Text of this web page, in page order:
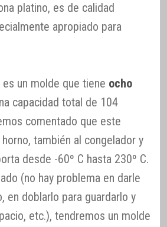
platino, es de calidad
apropiado para
un molde que tiene ocho
capacidad total de 104
comentado que este
también al congelador y
desde -60º C hasta 230º C.
(no hay problema en darle
en doblarlo para guardarlo y
etc.), tendremos un molde